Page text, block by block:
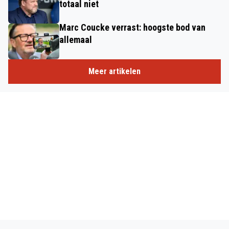
totaal niet
Marc Coucke verrast: hoogste bod van
allemaal
Meer artikelen